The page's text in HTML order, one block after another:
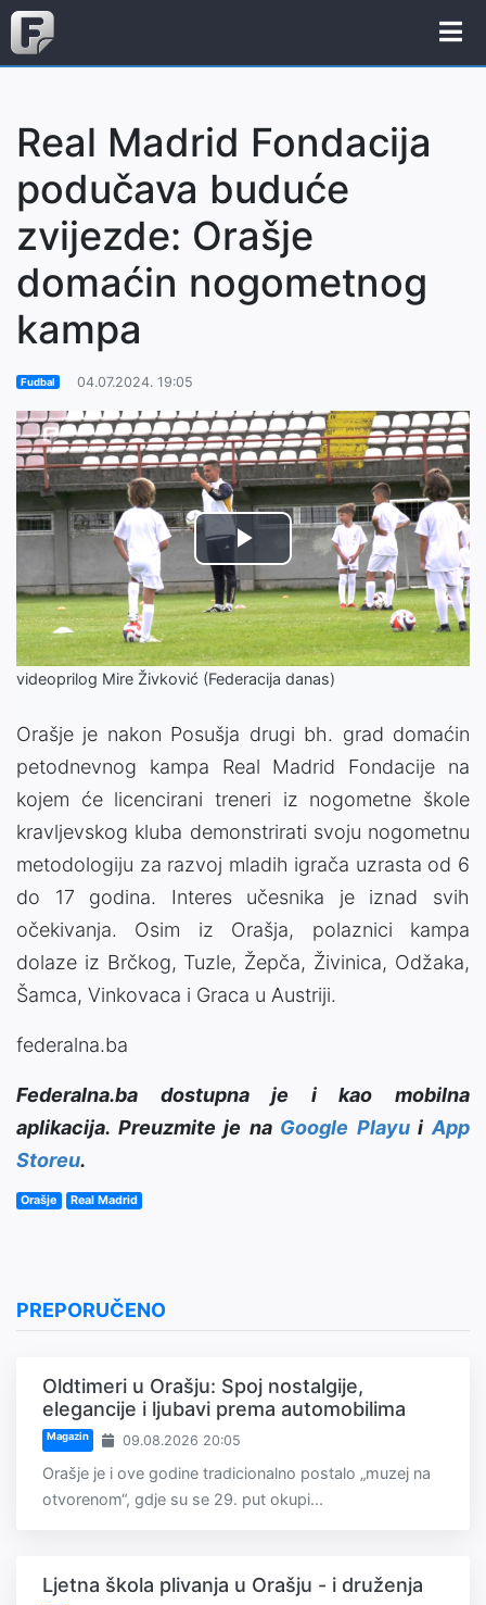
Real Madrid Fondacija
podučava buduće
zvijezde: Orašje
domaćin nogometnog
kampa
Fudbal 04.07.2024. 19:05
Play
Video
videoprilog Mire Živković (Federacija danas)
Orašje je nakon Posušja drugi bh. grad domaćin
petodnevnog kampa Real Madrid Fondacije na
kojem će licencirani treneri iz nogometne škole
kravljevskog kluba demonstrirati svoju nogometnu
metodologiju za razvoj mladih igrača uzrasta od 6
do 17 godina. Interes učesnika je iznad svih
očekivanja. Osim iz Orašja, polaznici kampa
dolaze iz Brčkog, Tuzle, Žepča, Živinica, Odžaka,
Šamca, Vinkovaca i Graca u Austriji.
federalna.ba
Federalna.ba dostupna je i kao mobilna
aplikacija. Preuzmite je na Google PlayuiApp
Storeu.
Orašje Real Madrid
PREPORUČENO
Oldtimeri u Orašju: Spoj nostalgije,
elegancije i ljubavi prema automobilima
Magazin 09.08.2026 20:05
Orašje je i ove godine tradicionalno postalo „muzej na
otvorenom“, gdje su se 29. put okupi...
Ljetna škola plivanja u Orašju - i druženja